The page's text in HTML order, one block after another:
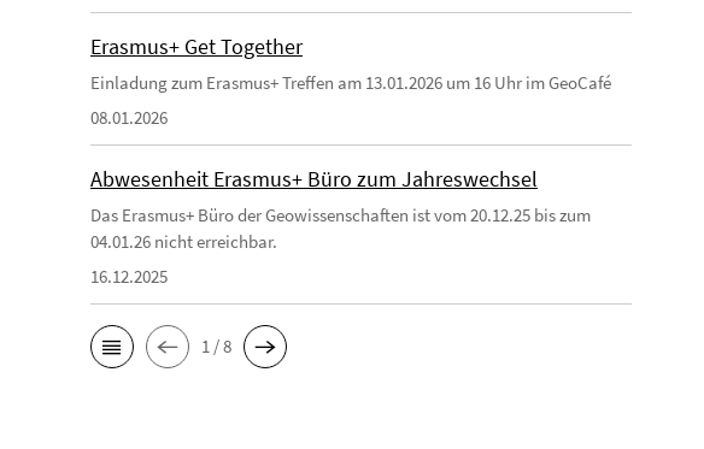
Erasmus+ Get Together
Einladung zum Erasmus+ Treffen am 13.01.2026 um 16 Uhr im GeoCafé
08.01.2026
Abwesenheit Erasmus+ Büro zum Jahreswechsel
Das Erasmus+ Büro der Geowissenschaften ist vom 20.12.25 bis zum
04.01.26 nicht erreichbar.
16.12.2025
1 / 8